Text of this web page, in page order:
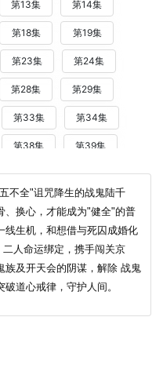
第13集 第14集
第18集 第19集
第23集 第24集
第28集 第29集
第33集 第34集
第38集 第39集
不全"诅咒降生的战鬼陆千
、换心，才能成为"健全"的普
线生机，和想借与死囚成婚化
人命运绑定，携手闯关京
族及开天会的阴谋，解除 战鬼
道心戒律，守护人间。